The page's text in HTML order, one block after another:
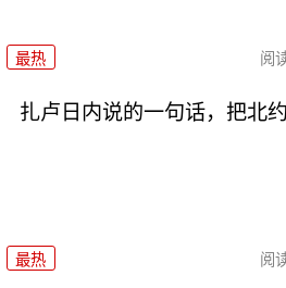
最热 阅
扎卢日内说的一句话，把北
最热 阅